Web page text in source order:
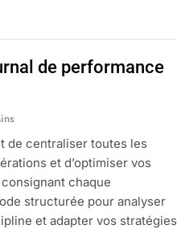
de performance
de centraliser toutes les
et d’optimiser vos
chaque
structurée pour analyser
et adapter vos stratégies